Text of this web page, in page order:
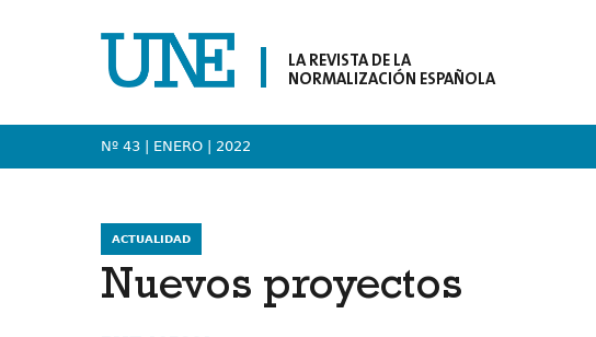
LA REVISTA DE LA
NORMALIZACIÓN ESPAÑOLA
Nº 43 | ENERO | 2022
ACTUALIDAD
Nuevos proyectos